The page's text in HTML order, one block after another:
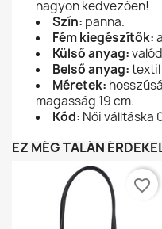
nagyon kedvezően!
Szín: panna.
Fém kiegészítők:
Külső anyag:
Belső anyag:textil
Méretek:
magasság 19 cm.
Kód: Női válltáska
EZ MÉG TALÁN
favorite_border